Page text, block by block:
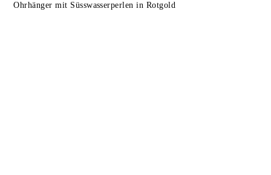
Ohrhänger mit Süsswasserperlen in Rotgold